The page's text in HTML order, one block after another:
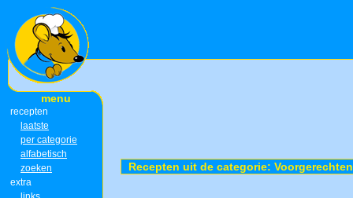
menu
recepten
laatste
per categorie
alfabetisch
zoeken
extra
Recepten uit de categorie: Voorgerechten